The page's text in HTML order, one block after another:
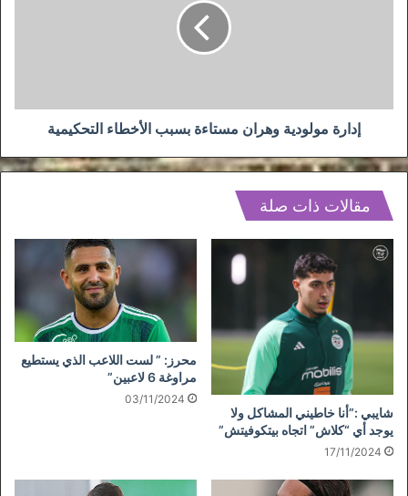
إدارة مولودية وهران مستاءة بسبب الأخطاء التحكيمية
مقالات ذات صلة
شايبي :”أنا خاطيني المشاكل ولا
يوجد أي “كلاش” اتجاه بيتكوفيتش”
17/11/2024
محرز: ” لست اللاعب الذي يستطيع
مراوغة 6 لاعبين”
03/11/2024